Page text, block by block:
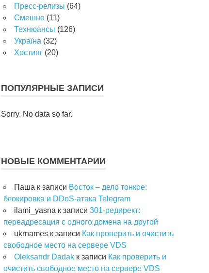
Пресс-релизы (64)
Смешно (11)
Технюансы (126)
Україна (32)
Хостинг (20)
ПОПУЛЯРНЫЕ ЗАПИСИ
Sorry. No data so far.
НОВЫЕ КОММЕНТАРИИ
Паша к записи Восток – дело тонкое:
блокировка и DDoS-атака Telegram
ilami_yasna к записи 301-редирект:
переадресация с одного домена на другой
ukrnames к записи Как проверить и очистить
свободное место на сервере VDS
Oleksandr Dadak к записи Как проверить и
очистить свободное место на сервере VDS